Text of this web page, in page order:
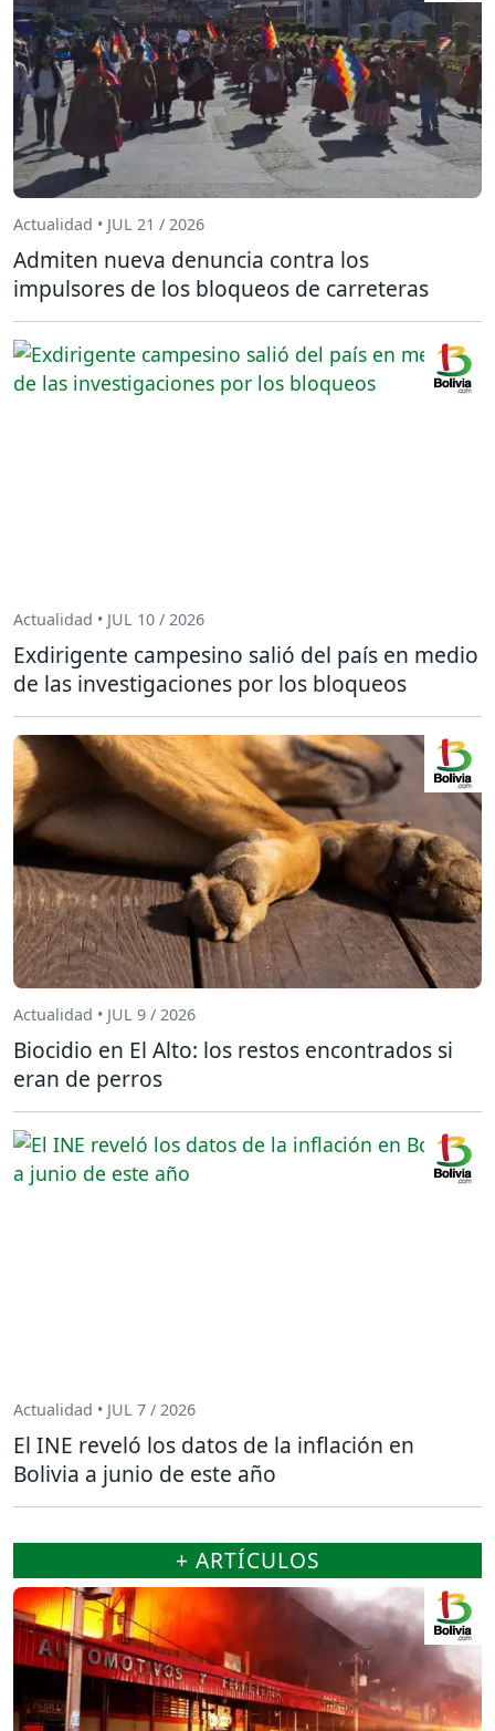
Actualidad • JUL 21 / 2026
Admiten nueva denuncia contra los
impulsores de los bloqueos de carreteras
Actualidad • JUL 10 / 2026
Exdirigente campesino salió del país en medio
de las investigaciones por los bloqueos
Actualidad • JUL 9 / 2026
Biocidio en El Alto: los restos encontrados si
eran de perros
Actualidad • JUL 7 / 2026
El INE reveló los datos de la inflación en
Bolivia a junio de este año
+ ARTÍCULOS